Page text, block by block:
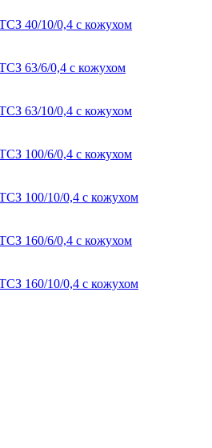
40/10/0,4 с кожухом
63/6/0,4 с кожухом
63/10/0,4 с кожухом
100/6/0,4 с кожухом
100/10/0,4 с кожухом
160/6/0,4 с кожухом
160/10/0,4 с кожухом